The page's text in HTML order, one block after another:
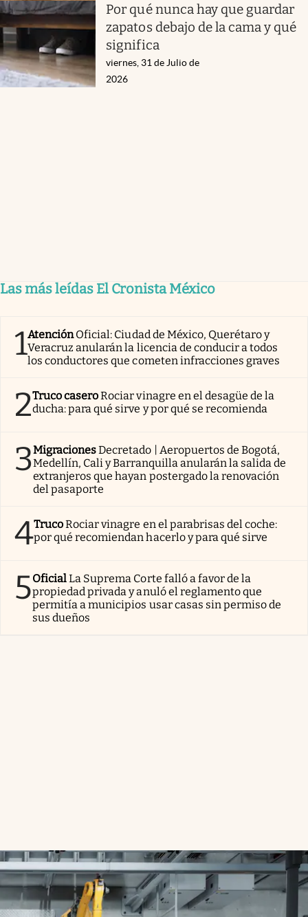
Por qué nunca hay que guardar
zapatos debajo de la cama y qué
significa
viernes, 31 de Julio de
2026
Las más leídas El Cronista México
1AtenciónOficial: Ciudad de México, Querétaro y
Veracruz anularán la licencia de conducir a todos
los conductores que cometen infracciones graves
2Truco caseroRociar vinagre en el desagüe de la
ducha: para qué sirve y por qué se recomienda
3MigracionesDecretado | Aeropuertos de Bogotá,
Medellín, Cali y Barranquilla anularán la salida de
extranjeros que hayan postergado la renovación
del pasaporte
4TrucoRociar vinagre en el parabrisas del coche:
por qué recomiendan hacerlo y para qué sirve
5OficialLa Suprema Corte falló a favor de la
propiedad privada y anuló el reglamento que
permitía a municipios usar casas sin permiso de
sus dueños